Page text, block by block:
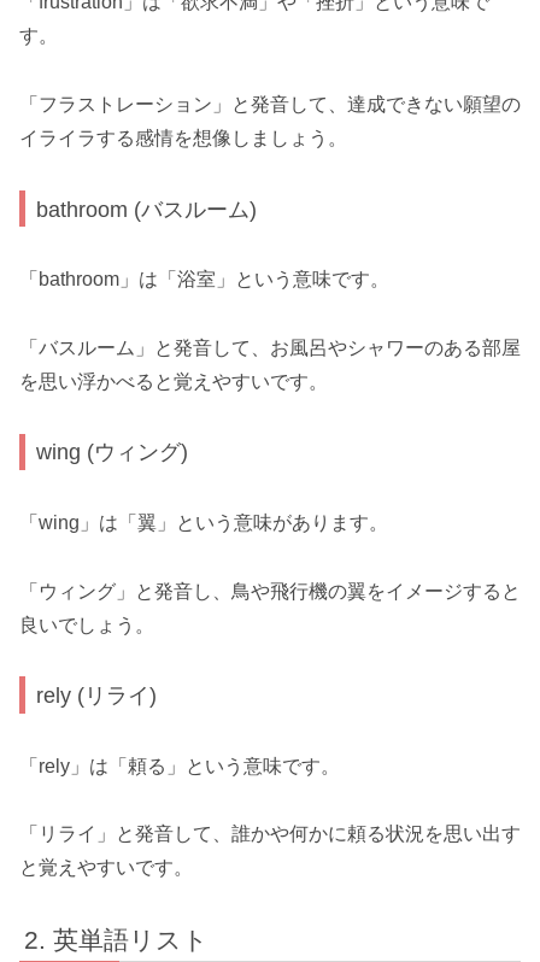
す。
「フラストレーション」と発音して、達成できない願望の
イライラする感情を想像しましょう。
bathroom (バスルーム)
「bathroom」は「浴室」という意味です。
「バスルーム」と発音して、お風呂やシャワーのある部屋
を思い浮かべると覚えやすいです。
wing (ウィング)
「wing」は「翼」という意味があります。
「ウィング」と発音し、鳥や飛行機の翼をイメージすると
良いでしょう。
rely (リライ)
「rely」は「頼る」という意味です。
「リライ」と発音して、誰かや何かに頼る状況を思い出す
と覚えやすいです。
英単語リスト